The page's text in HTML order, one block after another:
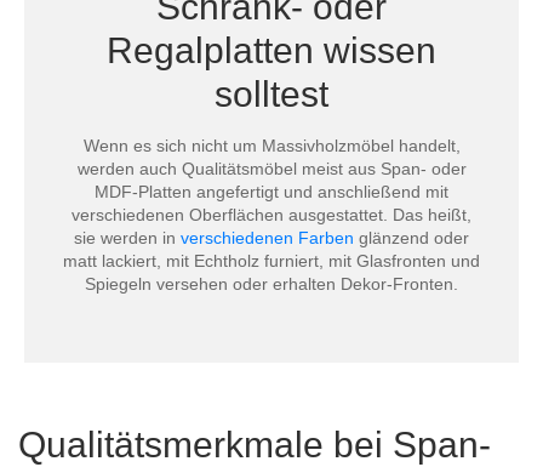
Regalplatten wissen
solltest
Wenn es sich nicht um Massivholzmöbel handelt,
werden auch Qualitätsmöbel meist aus Span- oder
MDF-Platten angefertigt und anschließend mit
verschiedenen Oberflächen ausgestattet. Das heißt,
sie werden in verschiedenen Farben glänzend oder
matt lackiert, mit Echtholz furniert, mit Glasfronten und
Spiegeln versehen oder erhalten Dekor-Fronten.
Qualitätsmerkmale bei Span-